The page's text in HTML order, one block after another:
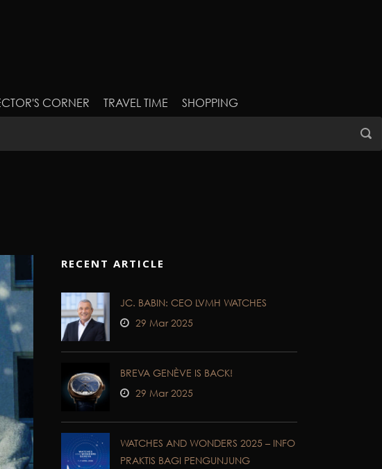
CORNER TRAVEL TIME SHOPPING
RECENT ARTICLE
JC. BABIN: CEO LVMH WATCHES
29 Mar 2025
BREVA GENÈVE IS BACK!
29 Mar 2025
WATCHES AND WONDERS 2025 – INFO
PRAKTIS BAGI PENGUNJUNG